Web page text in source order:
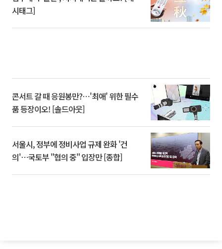
시태그]
콘서트 갈 때 응원봉만?⋯'최애' 위한 필수
품 등장이오! [솔드아웃]
서울시, 정부에 정비사업 규제 완화 '건
의'⋯국토부 "협의 중" 입장만 [종합]